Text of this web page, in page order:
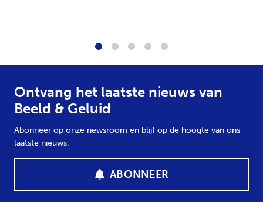
Ontvang het laatste nieuws van
Beeld & Geluid
Abonneer op onze newsroom en blijf op de hoogte van ons
laatste nieuws.
ABONNEER